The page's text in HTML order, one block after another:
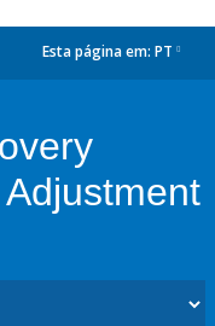
Esta página em: PT